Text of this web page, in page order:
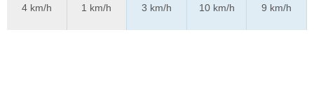
4 km/h
1 km/h
3 km/h
10 km/h
9 km/h